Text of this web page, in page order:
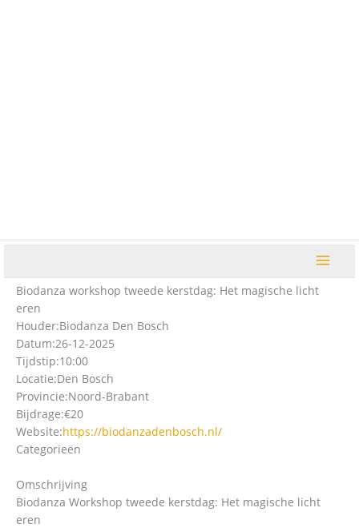
Biodanza workshop tweede kerstdag: Het magische licht
eren
Houder:Biodanza Den Bosch
Datum:26-12-2025
Tijdstip:10:00
Locatie:Den Bosch
Provincie:Noord-Brabant
Bijdrage:€20
Website:https://biodanzadenbosch.nl/
Categorieën
Omschrijving
Biodanza Workshop tweede kerstdag: Het magische licht
eren